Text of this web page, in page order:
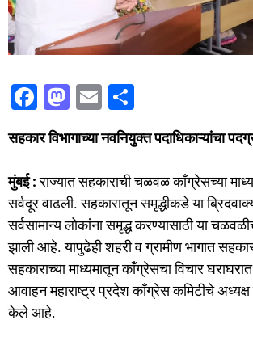
F
a
c
e
b
o
o
k
M
st
o
d
o
n
E
m
ai
l
ar
e
सहकार विभागाच्या नवनियुक्त पदाधिकाऱ्यांचा
मुंबई :राज्यात सहकाराची चळवळ काँग्रेसच्या
सर्वदूर वाढली. सहकारातून समृद्धीकडे या
सर्वसामान्य लोकांना समृद्ध करण्यासाठी या
झाली आहे. यापुढेही शहरी व ग्रामीण भागात
सहकाराच्या माध्यमातून काँग्रेसचा विचार
आवाहन महाराष्ट्र प्रदेश काँग्रेस कमिटीचे अध्यक्ष
केले आहे.